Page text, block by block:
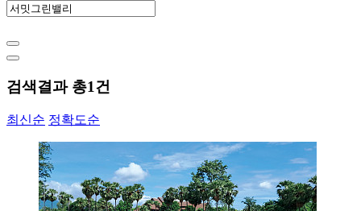
검색결과 총1건
최신순 정확도순